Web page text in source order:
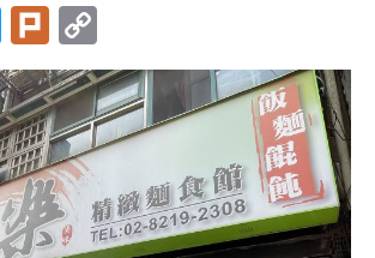
T
w
itt
er
Pl
ur
k
o
p
y
Li
n